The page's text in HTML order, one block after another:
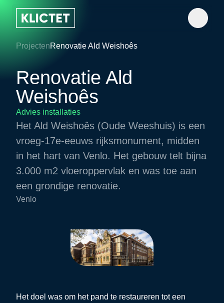
ProjectenRenovatie Ald Weishoês
Renovatie Ald
Weishoês
Advies installaties
Het Ald Weishoês (Oude Weeshuis) is een
vroeg-17e-eeuws rijksmonument, midden
in het hart van Venlo. Het gebouw telt bijna
3.000 m2 vloeroppervlak en was toe aan
een grondige renovatie.
Venlo
Het doel was om het pand te restaureren tot een